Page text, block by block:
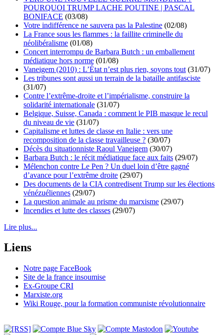
POURQUOI TRUMP LACHE POUTINE | PASCAL
BONIFACE (03/08)
Votre indifférence ne sauvera pas la Palestine (02/08)
La France sous les flammes : la faillite criminelle du
néolibéralisme (01/08)
Concert interrompu de Barbara Butch : un emballement
médiatique hors norme (01/08)
Vaneigem (2010) : L’État n’est plus rien, soyons tout (31/07)
Les tribunes sont aussi un terrain de la bataille antifasciste
(31/07)
Contre l’extrême-droite et l’impérialisme, construire la
solidarité internationale (31/07)
Belgique, Suisse, Canada : comment le PIB masque le recul
du niveau de vie (31/07)
Capitalisme et luttes de classe en Italie : vers une
recomposition de la classe travailleuse ? (30/07)
Décès du situationniste Raoul Vaneigem (30/07)
Barbara Butch : le récit médiatique face aux faits (29/07)
Mélenchon contre Le Pen ? Un duel loin d’être gagné
d’avance pour l’extrême droite (29/07)
Des documents de la CIA contredisent Trump sur les élections
vénézuéliennes (29/07)
La question animale au prisme du marxisme (29/07)
Incendies et lutte des classes (29/07)
Lire plus...
Liens
Notre page FaceBook
Site de la france insoumise
Ex-Groupe CRI
Marxiste.org
Wiki Rouge, pour la formation communiste révolutionnaire